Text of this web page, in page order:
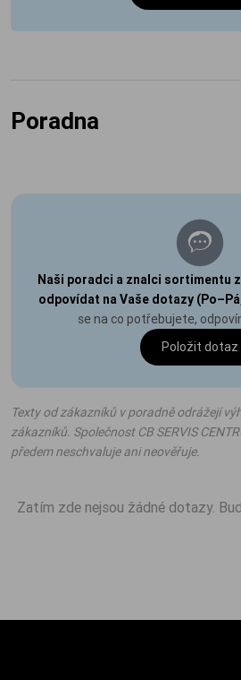
Poradna
Naši poradci a znalci sortimentu
odpovídat na Vaše dotazy
se na co potřebujete,
Položit dotaz
Texty od zákazníků v poradně odrážejí
zákazníků. Společnost CB SERVIS
předem neschvaluje ani neověřuje.
Zatím zde nejsou žádné dotazy.